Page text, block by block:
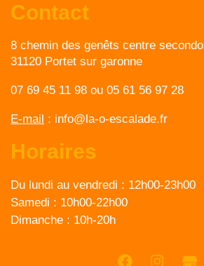
Contact
8 chemin des genêts centre secondo
31120 Portet sur garonne
07 69 45 11 98 ou 05 61 56 97 28
E-mail : info@la-o-escalade.fr
Horaires
Du lundi au vendredi : 12h00-23h00
Samedi : 10h00-22h00
Dimanche : 10h-20h